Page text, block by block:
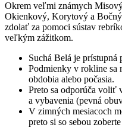
Okrem veľmi známych
Okienkový, Korytový a
zdolať za pomoci sústav
veľkým zážitkom.
Suchá Belá je prístupná
Podmienky v rokline sa
obdobia alebo počasia.
Preto sa odporúča voliť
a vybavenia (pevná
V zimných mesiacoch
preto si so sebou